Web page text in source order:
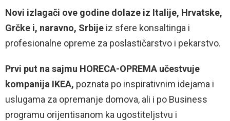
Novi izlagači ove godine dolaze iz Italije, Hrvatske,
Grčke i, naravno, Srbije iz sfere konsaltinga i
profesionalne opreme za poslastičarstvo i pekarstvo.
Prvi put na sajmu HORECA-OPREMA učestvuje
kompanija IKEA, poznata po inspirativnim idejama i
uslugama za opremanje domova, ali i po Business
programu orijentisanom ka ugostiteljstvu i